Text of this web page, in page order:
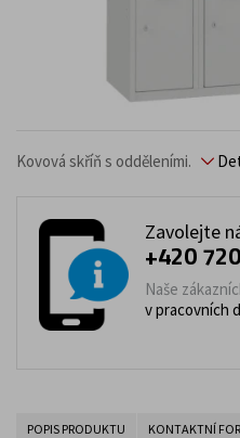
Kovová skříň s odděleními.
Zavolejte
+420
Naše
v pracovních
POPIS PRODUKTU KONTAKTNÍ